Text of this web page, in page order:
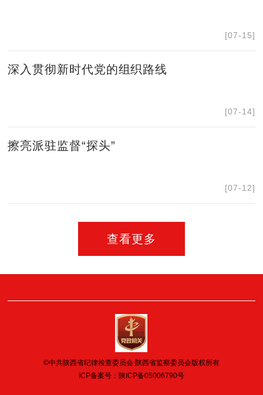
[07-15]
深入贯彻新时代党的组织路线
[07-14]
擦亮派驻监督“探头”
[07-12]
查看更多
©中共陕西省纪律检查委员会 陕西省监察委员会版权所有
ICP备案号： 陕ICP备05006790号